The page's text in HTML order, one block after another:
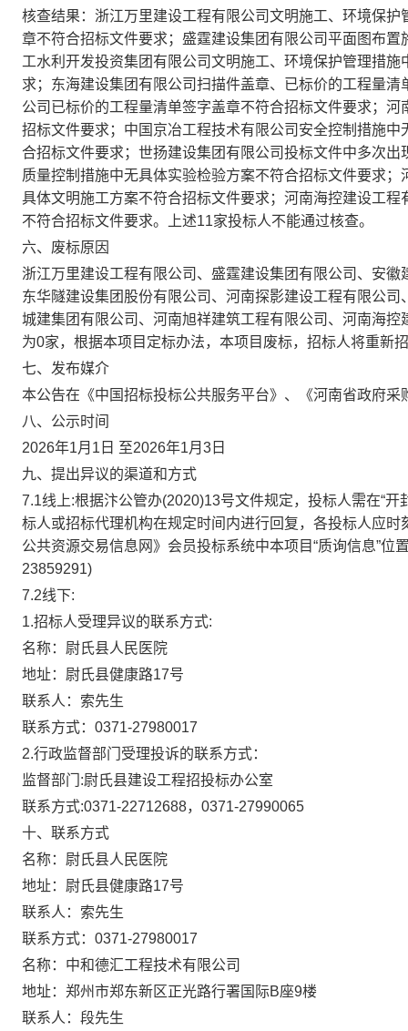
核查结果：浙江万里建设工程有限公司文明施工、环境保
章不符合招标文件要求；盛霆建设集团有限公司平面图布
工水利开发投资集团有限公司文明施工、环境保护管理措
求；东海建设集团有限公司扫描件盖章、已标价的工程量
公司已标价的工程量清单签字盖章不符合招标文件要求；
招标文件要求；中国京冶工程技术有限公司安全控制措施
合招标文件要求；世扬建设集团有限公司投标文件中多次
质量控制措施中无具体实验检验方案不符合招标文件要求
具体文明施工方案不符合招标文件要求；河南海控建设工
不符合招标文件要求。上述11家投标人不能通过核查。
六、废标原因
浙江万里建设工程有限公司、盛霆建设集团有限公司、安
东华隧建设集团股份有限公司、河南探影建设工程有限公
城建集团有限公司、河南旭祥建筑工程有限公司、河南海控
为0家，根据本项目定标办法，本项目废标，招标人将重新
七、发布媒介
本公告在《中国招标投标公共服务平台》、《河南省政府
八、公示时间
2026年1月 1 日 至2026年1月 3 日
九、提出异议的渠道和方式
7.1线上:根据汴公管办(2020)13号文件规定，投标人需在“开
标人或招标代理机构在规定时间内进行回复，各投标人应
公共资源交易信息网》会员投标系统中本项目“质询信息”位
23859291)
7.2线下:
1.招标人受理异议的联系方式:
名称：尉氏县人民医院
地址：尉氏县健康路17号
联系人：索先生
联系方式： 0371-27980017
2.行政监督部门受理投诉的联系方式：
监督部门 :尉氏县建设工程招投标办公室
联系方式:0371-22712688， 0371-27990065
十、联系方式
名称：尉氏县人民医院
地址：尉氏县健康路17号
联系人：索先生
联系方式： 0371-27980017
名称：中和德汇工程技术有限公司
地址：郑州市郑东新区正光路行署国际B座9楼
联系人：段先生